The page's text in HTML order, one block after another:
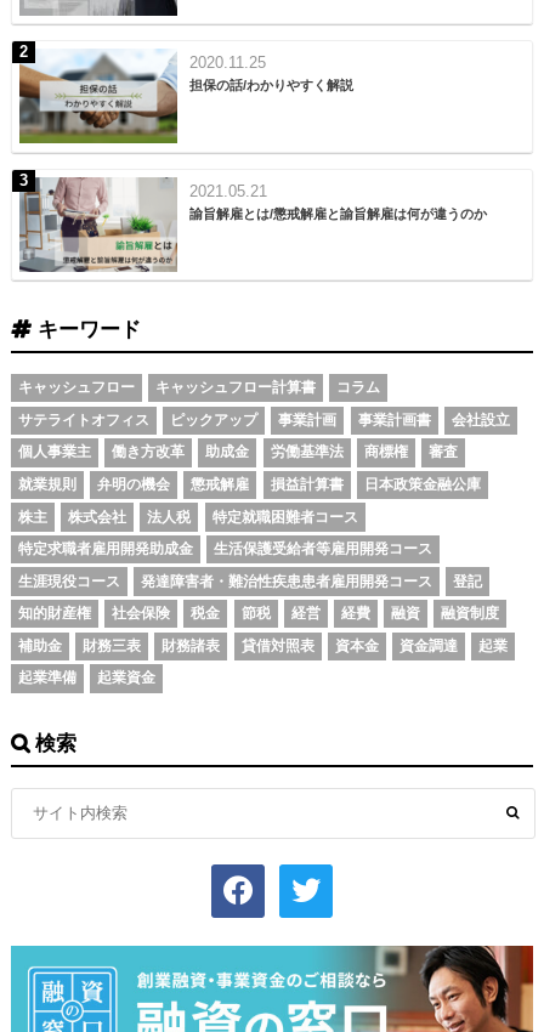
2020.11.25
担保の話/わかりやすく解説
2021.05.21
諭旨解雇とは/懲戒解雇と諭旨解雇は何が違うのか
キーワード
キャッシュフロー キャッシュフロー計算書
コラム
サテライトオフィス
ピックアップ 事業計画 事業計画書
会社設立
個人事業主
働き方改革 助成金 労働基準法 商標権
審査
就業規則
弁明の機会 懲戒解雇 損益計算書
日本政策金融公庫
株主
株式会社 法人税
特定就職困難者コース
特定求職者雇用開発助成金
生活保護受給者等雇用開発コース
生涯現役コース
発達障害者・難治性疾患患者雇用開発コース
登記
知的財産権
社会保険 税金 節税 経営 経費 融資
融資制度
補助金
財務三表 財務諸表 貸借対照表 資本金 資金調達
起業
起業準備
起業資金
検索
facebook twitter